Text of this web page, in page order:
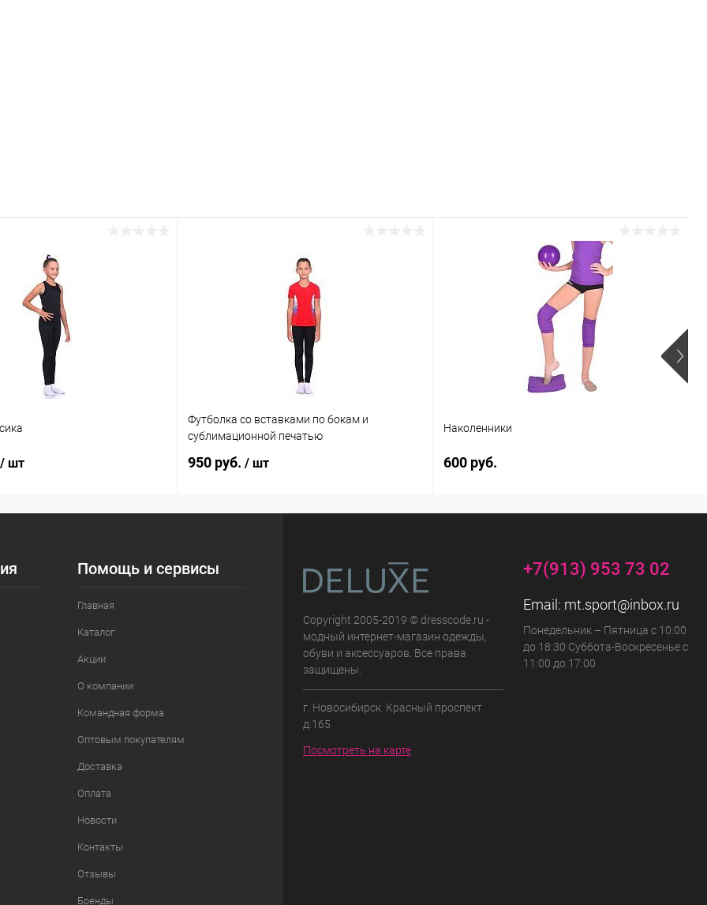
/ шт
Футболка со вставками по бокам и
сублимационной печатью
950 руб. / шт
Наколенники
600 руб.
Помощь и сервисы
Главная
Каталог
Акции
О компании
Командная форма
Оптовым покупателям
Доставка
Оплата
Новости
Контакты
Отзывы
Бренды
Copyright 2005-2019 © dresscode.ru -
модный интернет-магазин одежды,
обуви и аксессуаров. Все права
защищены.
г. Новосибирск. Красный проспект
д.165
Посмотреть на карте
+7(913) 953 73 02
Email: mt.sport@inbox.ru
Понедельник – Пятница с 10:00
до 18:30 Суббота-Воскресенье с
11:00 до 17:00